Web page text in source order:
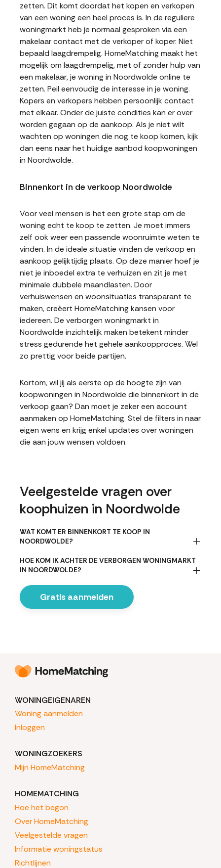
zetten. Dit komt doordat het kopen en verkopen
van een woning een heel proces is. In de reguliere
woningmarkt heb je normaal gesproken via een
makelaar contact met de verkoper of koper. Niet
bepaald laagdrempelig. HomeMatching maakt het
mogelijk om laagdrempelig, met of zonder hulp van
een makelaar, je woning in Noordwolde online te
zetten. Peil eenvoudig de interesse in je woning.
Kopers en verkopers hebben persoonlijk contact
met elkaar. Onder de juiste condities kan er over
worden gegaan op de aankoop. Als je niet wilt
wachten op woningen die nog te koop komen, kijk
dan eens naar het huidige aanbod koopwoningen
in Noordwolde.
Binnenkort in de verkoop Noordwolde
Voor veel mensen is het een grote stap om de
woning echt te koop te zetten. Je moet immers
zelf ook weer een passende woonruimte weten te
vinden. In de ideale situatie vinden de verkoop en
aankoop gelijktijdig plaats. Op deze manier hoef je
niet je inboedel extra te verhuizen en zit je met
minimale dubbele maandlasten. Door
verhuiswensen en woonsituaties transparant te
maken, creëert HomeMatching kansen voor
iedereen. De verborgen woningmarkt in
Noordwolde inzichtelijk maken betekent minder
stress gedurende het gehele aankoopproces. Wel
zo prettig voor beide partijen.
Kortom, wil jij als eerste op de hoogte zijn van
koopwoningen in Noordwolde die binnenkort in de
verkoop gaan? Dan moet je zeker een account
aanmaken op HomeMatching. Stel de filters in naar
eigen wens en krijg enkel updates over woningen
die aan jouw wensen voldoen.
Veelgestelde vragen over
koophuizen in Noordwolde
WAT KOMT ER BINNENKORT TE KOOP IN
NOORDWOLDE?
HOE KOM IK ACHTER DE VERBORGEN WONINGMARKT
IN NOORDWOLDE?
Gratis aanmelden
WONINGEIGENAREN
Woning aanmelden
Inloggen
WONINGZOEKERS
Mijn HomeMatching
HOMEMATCHING
Hoe het begon
Over HomeMatching
Veelgestelde vragen
Informatie woningstatus
Richtlijnen